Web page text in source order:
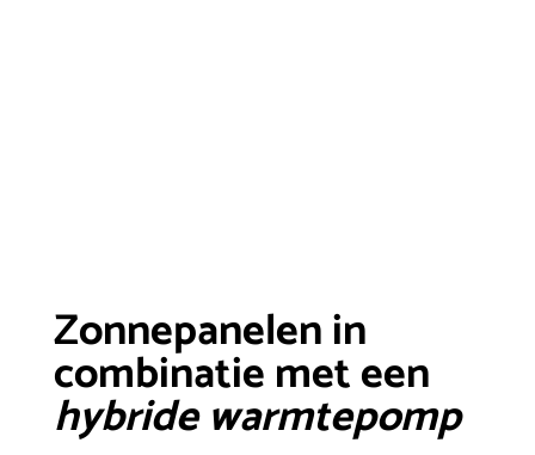
Zonnepanelen in
combinatie met een
hybride warmtepomp